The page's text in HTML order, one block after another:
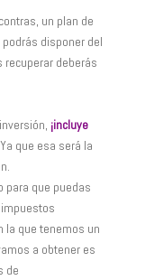
un plan de
disponer del
recuperar deberás
¡incluye
Ya que esa será la
para que puedas
la que tenemos un
a obtener es
de